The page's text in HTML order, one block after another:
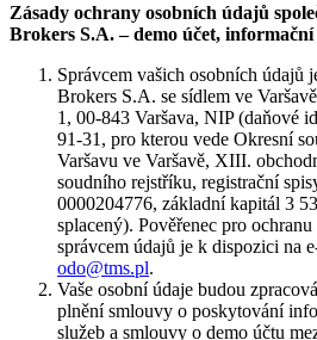
Zásady ochrany osobních údajů
Brokers S.A. – demo účet,
Správcem vašich osobních
Brokers S.A. se sídlem ve
1, 00-843 Varšava, NIP (daňové
91-31, pro kterou vede Okresní
Varšavu ve Varšavě, XIII.
soudního rejstříku, registrační
0000204776, základní kapitál 3
splacený). Pověřenec pro
správcem údajů je k dispozici na
odo@tms.pl.
Vaše osobní údaje budou
plnění smlouvy o poskytování
služeb a smlouvy o demo účtu